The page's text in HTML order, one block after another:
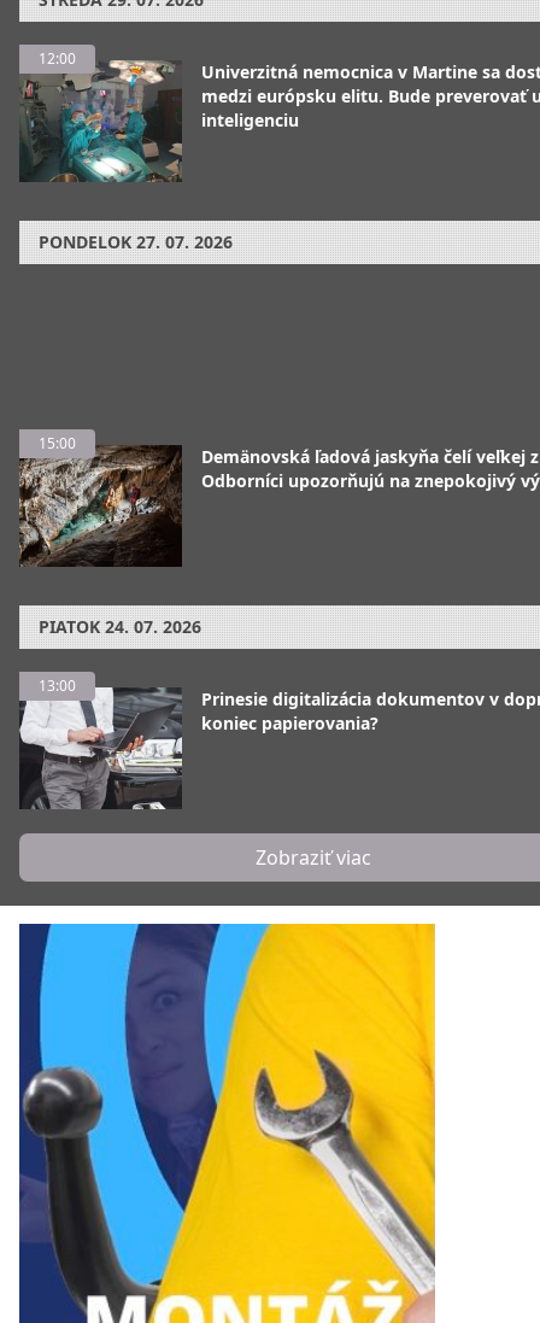
12:00
Univerzitná nemocnica v Martine sa
medzi európsku elitu. Bude preverovať
inteligenciu
PONDELOK 27. 07. 2026
15:00
Demänovská ľadová jaskyňa čelí veľkej
Odborníci upozorňujú na znepokojivý
PIATOK 24. 07. 2026
13:00
Prinesie digitalizácia dokumentov v
koniec papierovania?
Zobraziť viac